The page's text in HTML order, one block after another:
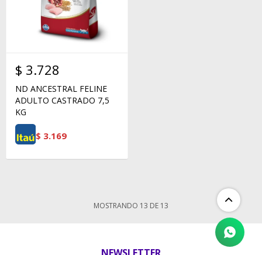
$ 3.728
ND ANCESTRAL FELINE
ADULTO CASTRADO 7,5
KG
$ 3.169
MOSTRANDO 13 DE 13